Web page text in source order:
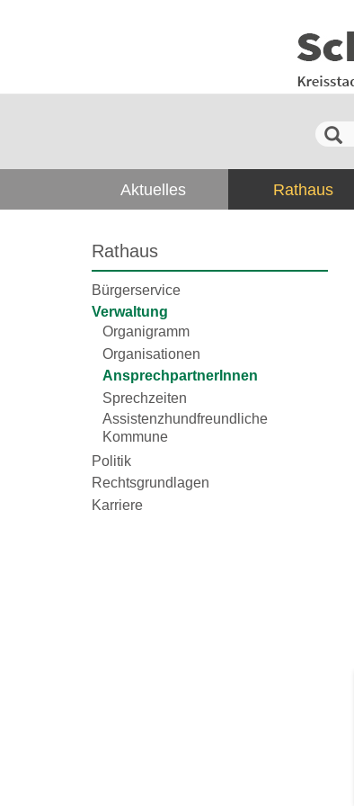
Aktuelles Rathaus
Rathaus
Bürgerservice
Verwaltung
Organigramm
Organisationen
AnsprechpartnerInnen
Sprechzeiten
Assistenzhundfreundliche
Kommune
Politik
Rechtsgrundlagen
Karriere